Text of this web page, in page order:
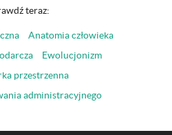
teraz:
Anatomia człowieka
Ewolucjonizm
przestrzenna
administracyjnego